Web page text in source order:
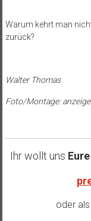
Warum kehrt man
zurück?
Walter Thomas
Foto/Montage:
Ihr wollt uns
oder als